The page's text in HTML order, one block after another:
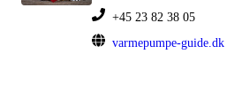
+45 23 82 38 05
varmepumpe-guide.dk